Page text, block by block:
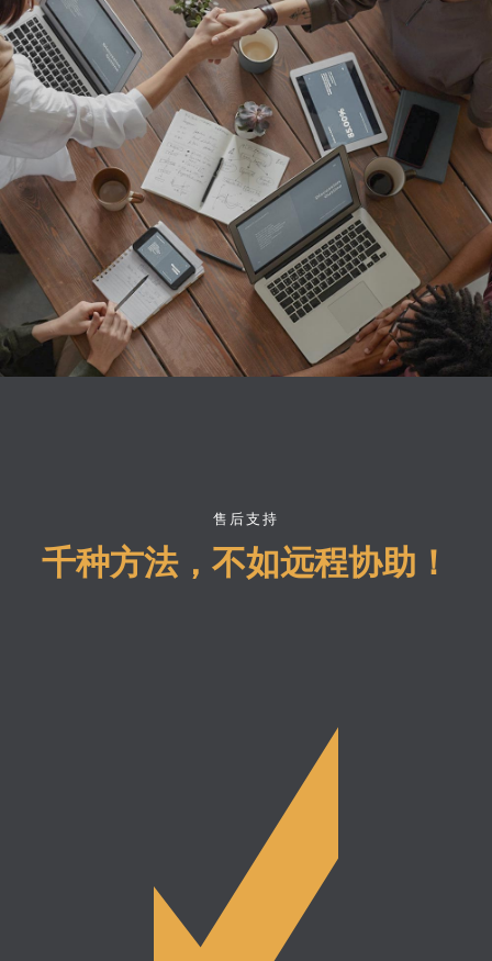
售后支持
千种方法，不如远程协助！